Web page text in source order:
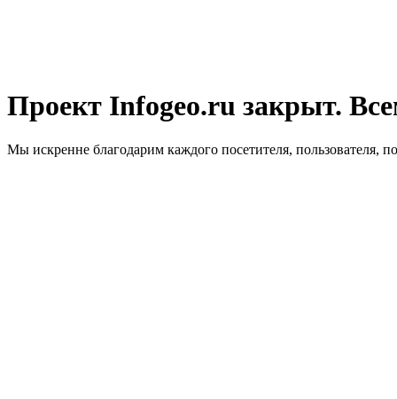
Проект Infogeo.ru закрыт.
Мы искренне благодарим каждого посетителя, пользователя,